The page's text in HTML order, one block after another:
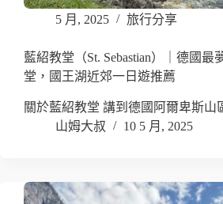
5 月, 2025 旅行分享
藍紹教堂（St. Sebastian）｜德國最
堂，國王湖近郊一日遊推薦
關於藍紹教堂 講到德國阿爾卑斯
山姆大叔
10 5 月, 2025